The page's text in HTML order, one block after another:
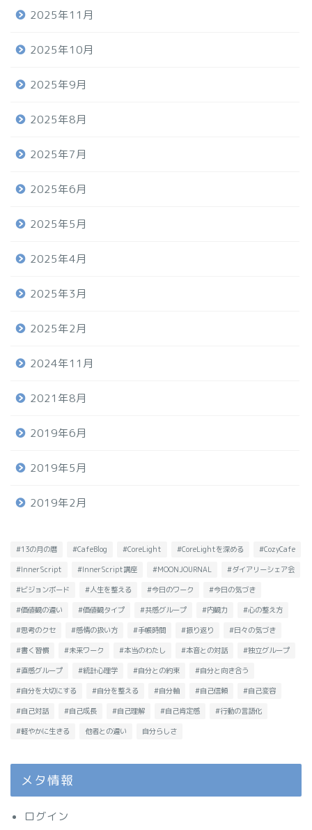
2025年11月
2025年10月
2025年9月
2025年8月
2025年7月
2025年6月
2025年5月
2025年4月
2025年3月
2025年2月
2024年11月
2021年8月
2019年6月
2019年5月
2019年2月
#13の月の暦 #CafeBlog #CoreLight #CoreLightを深める #CozyCafe
#InnerScript #InnerScript講座 #MOONJOURNAL #ダイアリーシェア会
#ビジョンボード #人生を整える #今日のワーク #今日の気づき
#価値観の違い #価値観タイプ #共感グループ #内観力 #心の整え方
#思考のクセ #感情の扱い方 #手帳時間 #振り返り #日々の気づき
#書く習慣 #未来ワーク #本当のわたし #本音との対話 #独立グループ
#直感グループ #統計心理学 #自分との約束 #自分と向き合う
#自分を大切にする #自分を整える #自分軸 #自己信頼 #自己変容
#自己対話 #自己成長 #自己理解 #自己肯定感 #行動の言語化
#軽やかに生きる 他者との違い 自分らしさ
メタ情報
ログイン